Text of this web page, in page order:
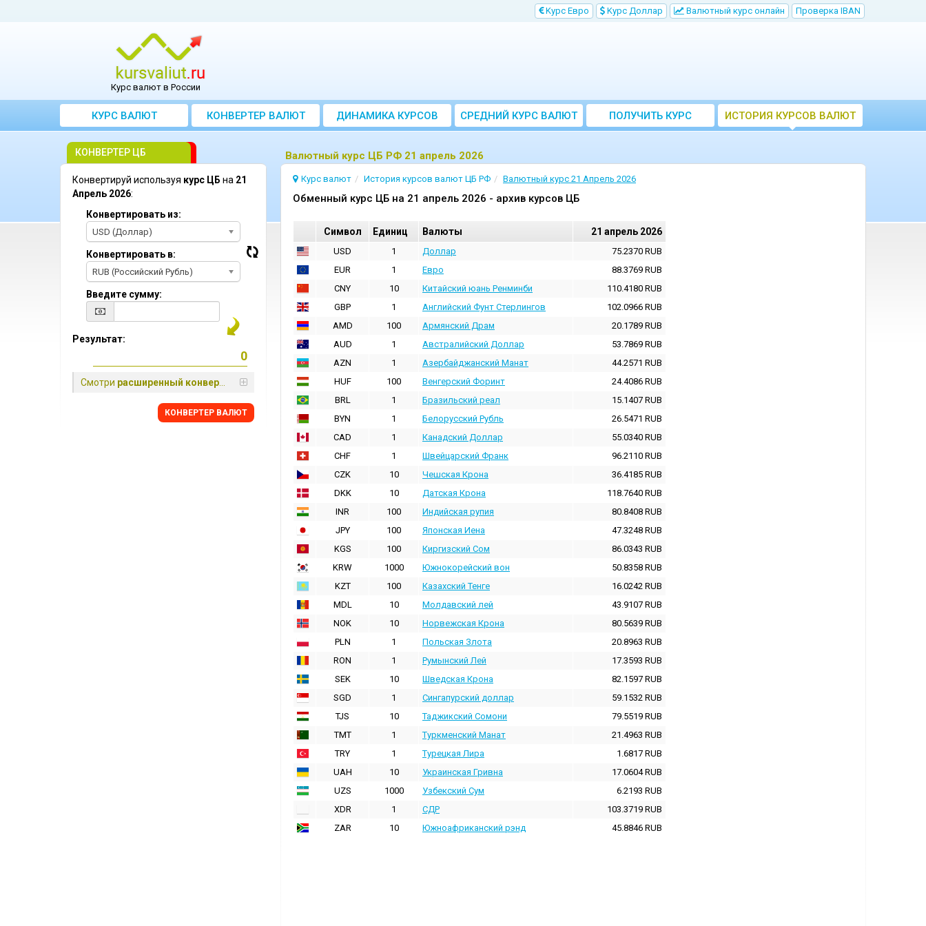
Kурс Евро Kурс Доллар Bалютный курс онлайн Проверка IBAN
Курс валют в России
КУРС ВАЛЮТ КОНВЕРТЕР ВАЛЮТ ДИНАМИКА КУРСОВ
CРЕДНИЙ КУРС ВАЛЮТ
ЗА МЕСЯЦ
ПОЛУЧИТЬ КУРС
ВАЛЮТ ЦБ
ИСТОРИЯ КУРСОВ ВАЛЮТ
ЦБ РФ
Bалютный курс ЦБ РФ 21 апрель 2026
Курс валют История курсов валют ЦБ РФ Валютный курс 21 Апрель 2026
Oбменный курс ЦБ на 21 апрель 2026 - архив курсов ЦБ
Cимвол Единиц Валюты 21 апрель 2026
USD 1 Доллар 75.2370 RUB
EUR
1 Евро 88.3769 RUB
CNY
10 Китайский юань Ренминби 110.4180 RUB
GBP
1 Английский Фунт Стерлингов 102.0966 RUB
AMD
100 Армянский Драм 20.1789 RUB
AUD
1 Австралийский Доллар 53.7869 RUB
AZN
1 Азербайджанский Манат 44.2571 RUB
HUF
100 Венгерский Форинт 24.4086 RUB
BRL
1 Бразильский реал 15.1407 RUB
BYN
1 Белорусский Рубль 26.5471 RUB
CAD
1 Канадский Доллар 55.0340 RUB
CHF
1 Швейцарский Франк 96.2110 RUB
CZK
10 Чешская Крона 36.4185 RUB
DKK
10 Датская Крона 118.7640 RUB
INR
100 Индийская pупия 80.8408 RUB
JPY
100 Японская Иена 47.3248 RUB
KGS
100 Киргизский Сом 86.0343 RUB
KRW
1000 Южнокорейский вон 50.8358 RUB
KZT
100 Казахский Тенге 16.0242 RUB
MDL
10 Молдавский лей 43.9107 RUB
NOK
10 Норвежская Крона 80.5639 RUB
PLN
1 Польская Злота 20.8963 RUB
RON
1 Румынский Лей 17.3593 RUB
SEK
10 Шведская Крона 82.1597 RUB
SGD
1 Сингапурский доллар 59.1532 RUB
TJS
10 Таджикский Сомони 79.5519 RUB
TMT
1 Туркменский Манат 21.4963 RUB
TRY
1 Турецкая Лира 1.6817 RUB
UAH
10 Украинская Гривна 17.0604RUB
UZS
1000 Узбекский Сум 6.2193 RUB
XDR
1 СДР 103.3719 RUB
ZAR
10 Южноафриканский рэнд 45.8846 RUB
КОНВЕРТЕР ЦБ
Конвертируй используя курс ЦБ на 21
Апрель 2026:
Конвертировать из:
USD (Доллар)
Конвертировать в:
RUB (Российский Рубль)
Введите сумму:
Результат:
Смотри расширенный конвертер
КОНВЕРТЕР ВАЛЮТ